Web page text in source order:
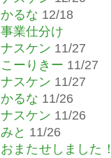
かるな 12/18
事業仕分け
ナスケン 11/27
こーりきー 11/27
ナスケン 11/27
かるな 11/26
ナスケン 11/26
みと 11/26
おまたせしました